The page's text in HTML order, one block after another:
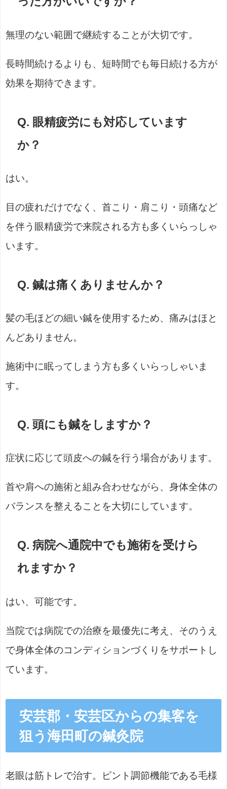
無理のない範囲で継続することが大切です。
長時間続けるよりも、短時間でも毎日続ける方が
効果を期待できます。
Q. 眼精疲労にも対応しています
か？
はい。
目の疲れだけでなく、首こり・肩こり・頭痛など
を伴う眼精疲労で来院される方も多くいらっしゃ
います。
Q. 鍼は痛くありませんか？
髪の毛ほどの細い鍼を使用するため、痛みはほと
んどありません。
施術中に眠ってしまう方も多くいらっしゃいま
す。
Q. 頭にも鍼をしますか？
症状に応じて頭皮への鍼を行う場合があります。
首や肩への施術と組み合わせながら、身体全体の
バランスを整えることを大切にしています。
Q. 病院へ通院中でも施術を受けら
れますか？
はい、可能です。
当院では病院での治療を最優先に考え、そのうえ
で身体全体のコンディションづくりをサポートし
ています。
安芸郡・安芸区からの集客を
狙う海田町の鍼灸院
老眼は筋トレで治す。ピント調節機能である毛様